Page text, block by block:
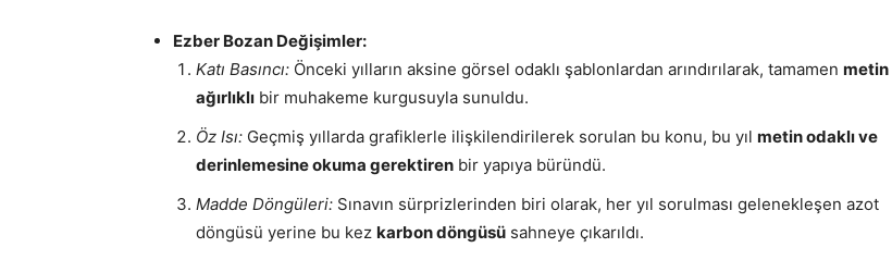
Ezber Bozan Değişimler:
Katı Basıncı: Önceki yılların aksine görsel odaklı şablonlardan arındırılarak, tamamen metin
ağırlıklı bir muhakeme kurgusuyla sunuldu.
Öz Isı: Geçmiş yıllarda grafiklerle ilişkilendirilerek sorulan bu konu, bu yıl metin odaklı ve
derinlemesine okuma gerektiren bir yapıya büründü.
Madde Döngüleri: Sınavın sürprizlerinden biri olarak, her yıl sorulması gelenekleşen azot
döngüsü yerine bu kez karbon döngüsü sahneye çıkarıldı.